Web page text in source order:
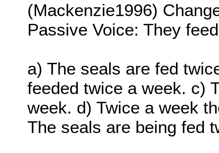
(Mackenzie1996)
Passive Voice: They
a) The seals are fed
feeded twice a week. c)
week. d) Twice a week
The seals are being fed